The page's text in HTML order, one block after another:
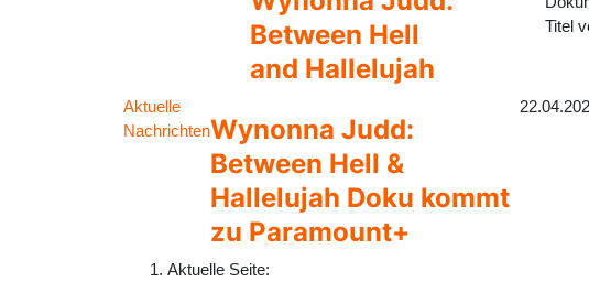
Between Hell
and Hallelujah
Titel
Aktuelle
NachrichtenWynonna Judd:
Between Hell &
Hallelujah Doku kommt
zu Paramount+
Aktuelle Seite: